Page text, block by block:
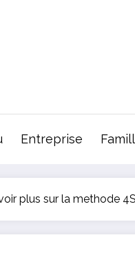
Entreprise
plus sur la methode